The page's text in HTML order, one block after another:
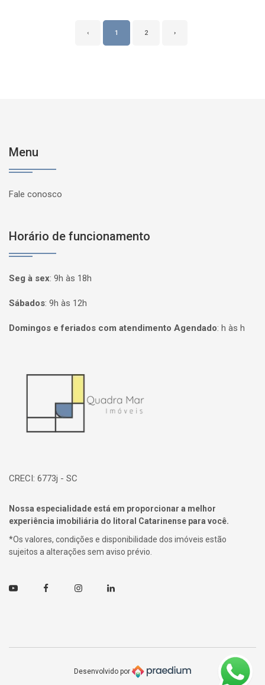
‹ 1 2 ›
Menu
Fale conosco
Horário de funcionamento
Seg à sex: 9h às 18h
Sábados: 9h às 12h
Domingos e feriados com atendimento Agendado: h às h
CRECI: 6773j - SC
Nossa especialidade está em proporcionar a melhor
experiência imobiliária do litoral Catarinense para você.
*Os valores, condições e disponibilidade dos imóveis estão
sujeitos a alterações sem aviso prévio.
Youtube FacebookInstagramLinkedin
Desenvolvido por